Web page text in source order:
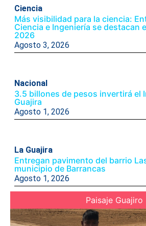
Ciencia
Más visibilidad para la ciencia:
Ciencia e Ingeniería se destacan
2026
Agosto 3, 2026
Nacional
3.5 billones de pesos invertirá el
Guajira
Agosto 1, 2026
La Guajira
Entregan pavimento del barrio
municipio de Barrancas
Agosto 1, 2026
Paisaje Guajiro